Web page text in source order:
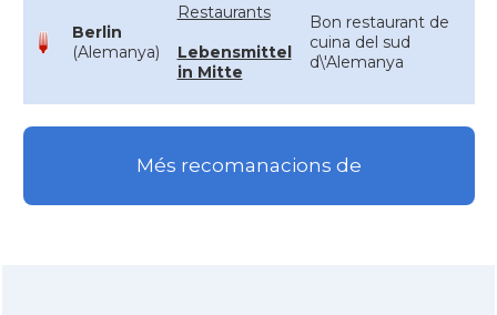
Berlin
(Alemanya)
Restaurants
Lebensmittel
in Mitte
Bon restaurant de
cuina del sud
d\'Alemanya
Més recomanacions de